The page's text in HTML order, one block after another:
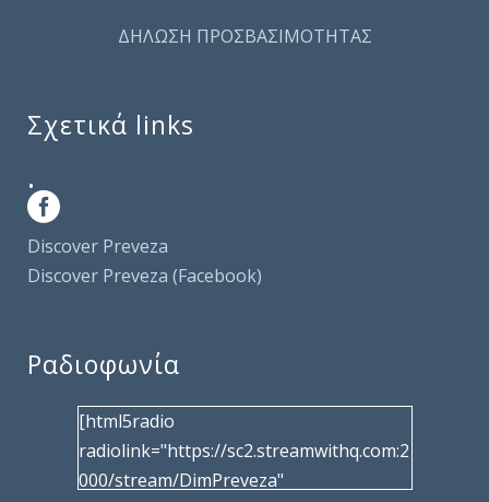
ΔΗΛΩΣΗ ΠΡΟΣΒΑΣΙΜΟΤΗΤΑΣ
Σχετικά links
.
Discover Preveza
Discover Preveza (Facebook)
Ραδιοφωνία
[html5radio
radiolink="https://sc2.streamwithq.com:2
000/stream/DimPreveza"